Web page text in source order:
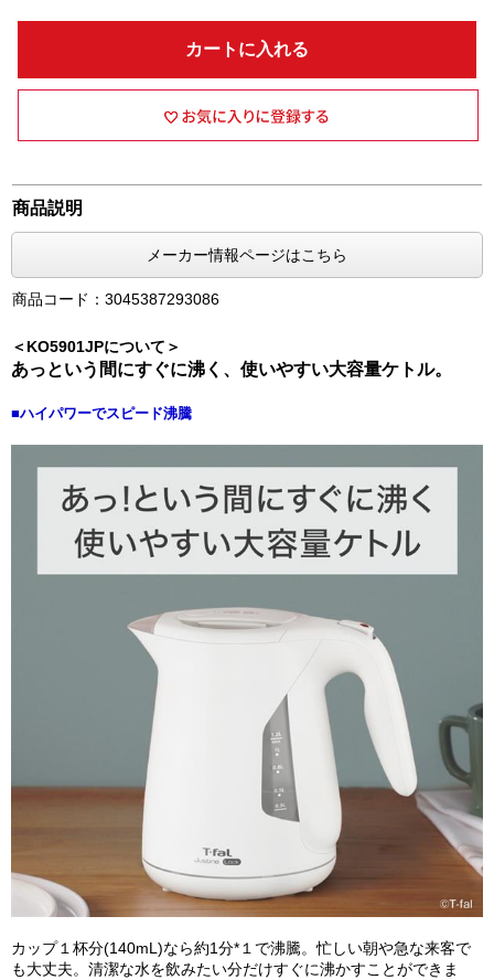
カートに入れる
商品説明
メーカー情報ページはこちら
商品コード：3045387293086
＜KO5901JPについて＞
あっという間にすぐに沸く、使いやすい大容量ケトル。
■ハイパワーでスピード沸騰
カップ１杯分(140mL)なら約1分*１で沸騰。忙しい朝や急な来客で
も大丈夫。清潔な水を飲みたい分だけすぐに沸かすことができま